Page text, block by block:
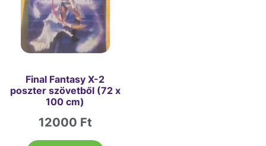
Final Fantasy X-2
poszter szövetből (72 x
100 cm)
12000 Ft